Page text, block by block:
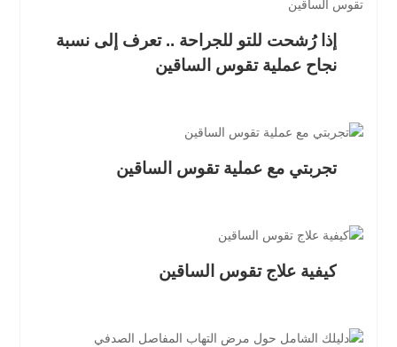
إذا رُشحت للتو للجراحة .. تعرف إلى نسبة
نجاح عملية تقوس الساقين
تجربتي مع عملية تقوس الساقين
كيفية علاج تقوس الساقين